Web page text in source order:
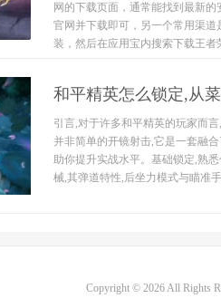
网的下载页面，通常能找到最新
官网并下载即可，另一个常用渠
装，然后在应用宝内搜索下载王
和平精英怎么锁定,从
引言,对于许多和平精英的玩家而
并非简单的开镜射击,它是一套融
助你提升实战水平。基础锁定,熟
械,其弹道特性,后坐力模式与瞄准
Copyright © 2026 All Rights